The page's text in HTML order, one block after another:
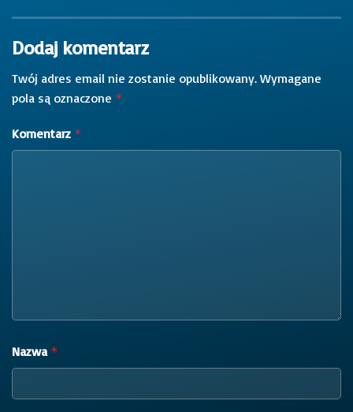
Dodaj komentarz
Twój adres email nie zostanie opublikowany. Wymagane
pola są oznaczone *
Komentarz *
Nazwa *